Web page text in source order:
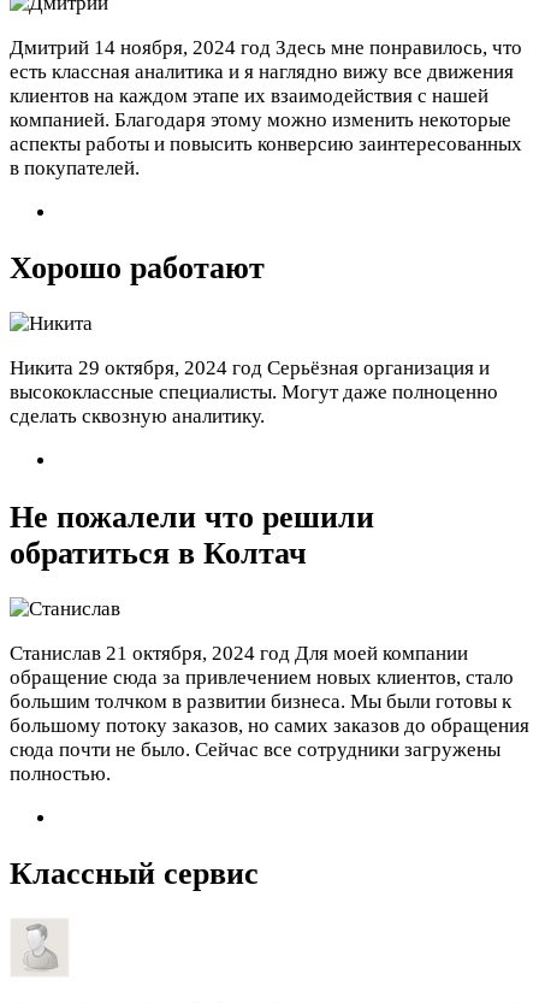
Дмитрий 14 ноября, 2024 год Здесь мне понравилось, что
есть классная аналитика и я наглядно вижу все движения
клиентов на каждом этапе их взаимодействия с нашей
компанией. Благодаря этому можно изменить некоторые
аспекты работы и повысить конверсию заинтересованных
в покупателей.
Хорошо работают
Никита 29 октября, 2024 год Серьёзная организация и
высококлассные специалисты. Могут даже полноценно
сделать сквозную аналитику.
Не пожалели что решили
обратиться в Колтач
Станислав 21 октября, 2024 год Для моей компании
обращение сюда за привлечением новых клиентов, стало
большим толчком в развитии бизнеса. Мы были готовы к
большому потоку заказов, но самих заказов до обращения
сюда почти не было. Сейчас все сотрудники загружены
полностью.
Классный сервис